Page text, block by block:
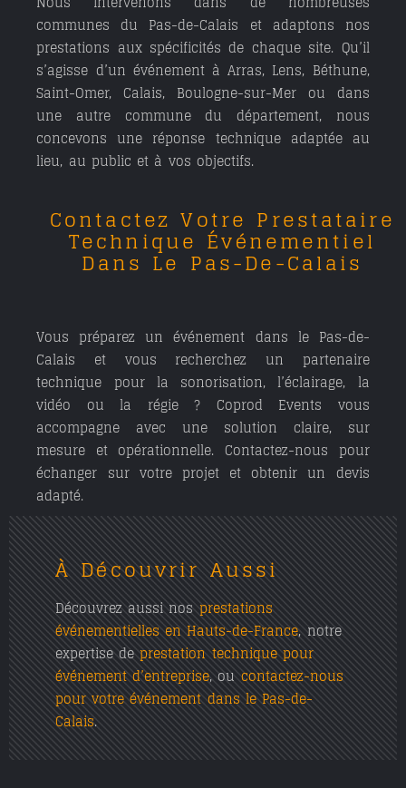
communes du Pas-de-Calais et adaptons nos
prestations aux spécificités de chaque site. Qu’il
s’agisse d’un événement à Arras, Lens, Béthune,
Saint-Omer, Calais, Boulogne-sur-Mer ou dans
une autre commune du département, nous
concevons une réponse technique adaptée au
lieu, au public et à vos objectifs.
Contactez Votre Prestataire
Technique Événementiel
Dans Le Pas-De-Calais
Vous préparez un événement dans le Pas-de-
Calais et vous recherchez un partenaire
technique pour la sonorisation, l’éclairage, la
vidéo ou la régie ? Coprod Events vous
accompagne avec une solution claire, sur
mesure et opérationnelle. Contactez-nous pour
échanger sur votre projet et obtenir un devis
adapté.
À Découvrir Aussi
Découvrez aussi nosprestations
événementielles en Hauts-de-France, notre
expertise deprestation technique pour
événement d’entreprise, oucontactez-nous
pour votre événement dans le Pas-de-
Calais.